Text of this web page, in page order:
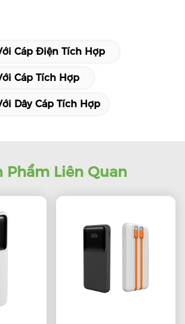
Cáp Điện Tích Hợp
Cáp Tích Hợp
Dây Cáp Tích Hợp
Phẩm Liên Quan